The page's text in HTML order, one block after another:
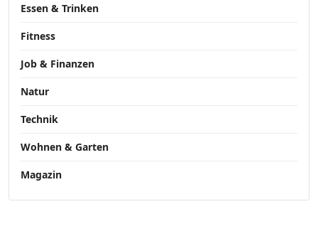
Essen & Trinken
Fitness
Job & Finanzen
Natur
Technik
Wohnen & Garten
Magazin